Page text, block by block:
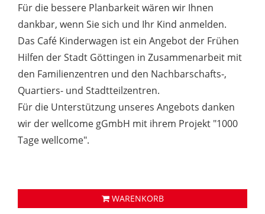
Für die bessere Planbarkeit wären wir Ihnen
dankbar, wenn Sie sich und Ihr Kind anmelden.
Das Café Kinderwagen ist ein Angebot der Frühen
Hilfen der Stadt Göttingen in Zusammenarbeit mit
den Familienzentren und den Nachbarschafts-,
Quartiers- und Stadtteilzentren.
Für die Unterstützung unseres Angebots danken
wir der wellcome gGmbH mit ihrem Projekt "1000
Tage wellcome".
WARENKORB